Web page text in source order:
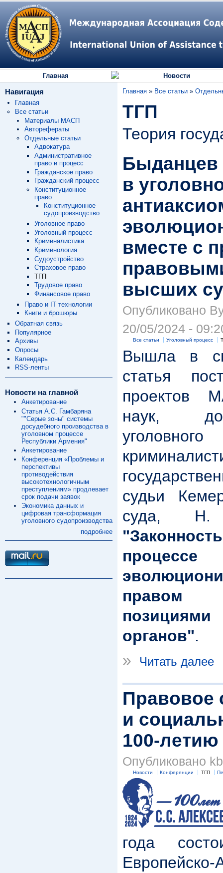
Главная Новости
Навигация
Главная
Все статьи
Материалы МАСП
Авторефераты
Отдельные статьи
Адвокатура
Административное
право и процесс
Гражданское право
Гражданский процесс
Конституционное
право
Конституционное
судопроизводство
Уголовное право
Уголовный процесс
Криминалистика
Криминология
Судоустройство
Страховое право
ТГП
Трудовое право
Финансовое право
Право и IT технологии
Книги и брошюры
Обратная связь
Популярное
Архивы
Опросы
Календарь
RSS-ленты
Новости на главной
Анкетирование
Статья А.С. Гамбаряна
""Серые зоны" системы
досудебного производства в
уголовном процессе
Республики Армения"
Анкетирование
Конференция «Проблемы и
перспективы
противодействия
высокотехнологичным
преступлениям» продлевает
срок подачи заявок
Экономика данных и
цифровая трансформация
уголовного судопроизводства
подробнее
Главная » Все статьи »
ТГП
Теория
Быданцев
в
вместе с
высших
Опубликовано
20/05/2024 -
Все статьи Уголовный процесс
Вышла в
статья
проектов
наук,
судьи
суда, Н.
процессе
правом
органов".
»
Читать далее
Правовое
и
100-
Опубликовано
Новости Конференции ТГП
года
Европейско-